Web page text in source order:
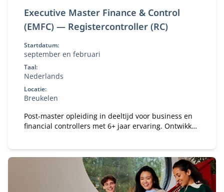
Executive Master Finance & Control
(EMFC) — Registercontroller (RC)
Startdatum:
september en februari
Taal:
Nederlands
Locatie:
Breukelen
Post-master opleiding in deeltijd voor business en
financial controllers met 6+ jaar ervaring. Ontwikkel